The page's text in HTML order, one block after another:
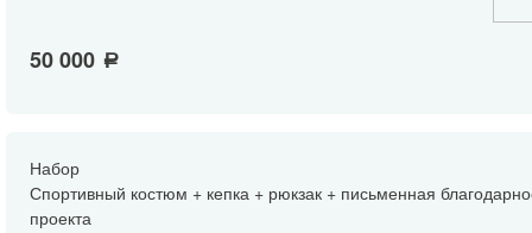
50 000 a
Набор
Спортивный костюм + кепка + рюкзак + письменная
проекта